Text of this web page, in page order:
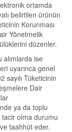
ortamda
belirtilen ürünün
Korunması
Yönetmelik
düzenler.
alımlarda ise
uyarınca genel
Tüketicinin
Dair
ya da toplu
olma durumu
taahhüt eder.